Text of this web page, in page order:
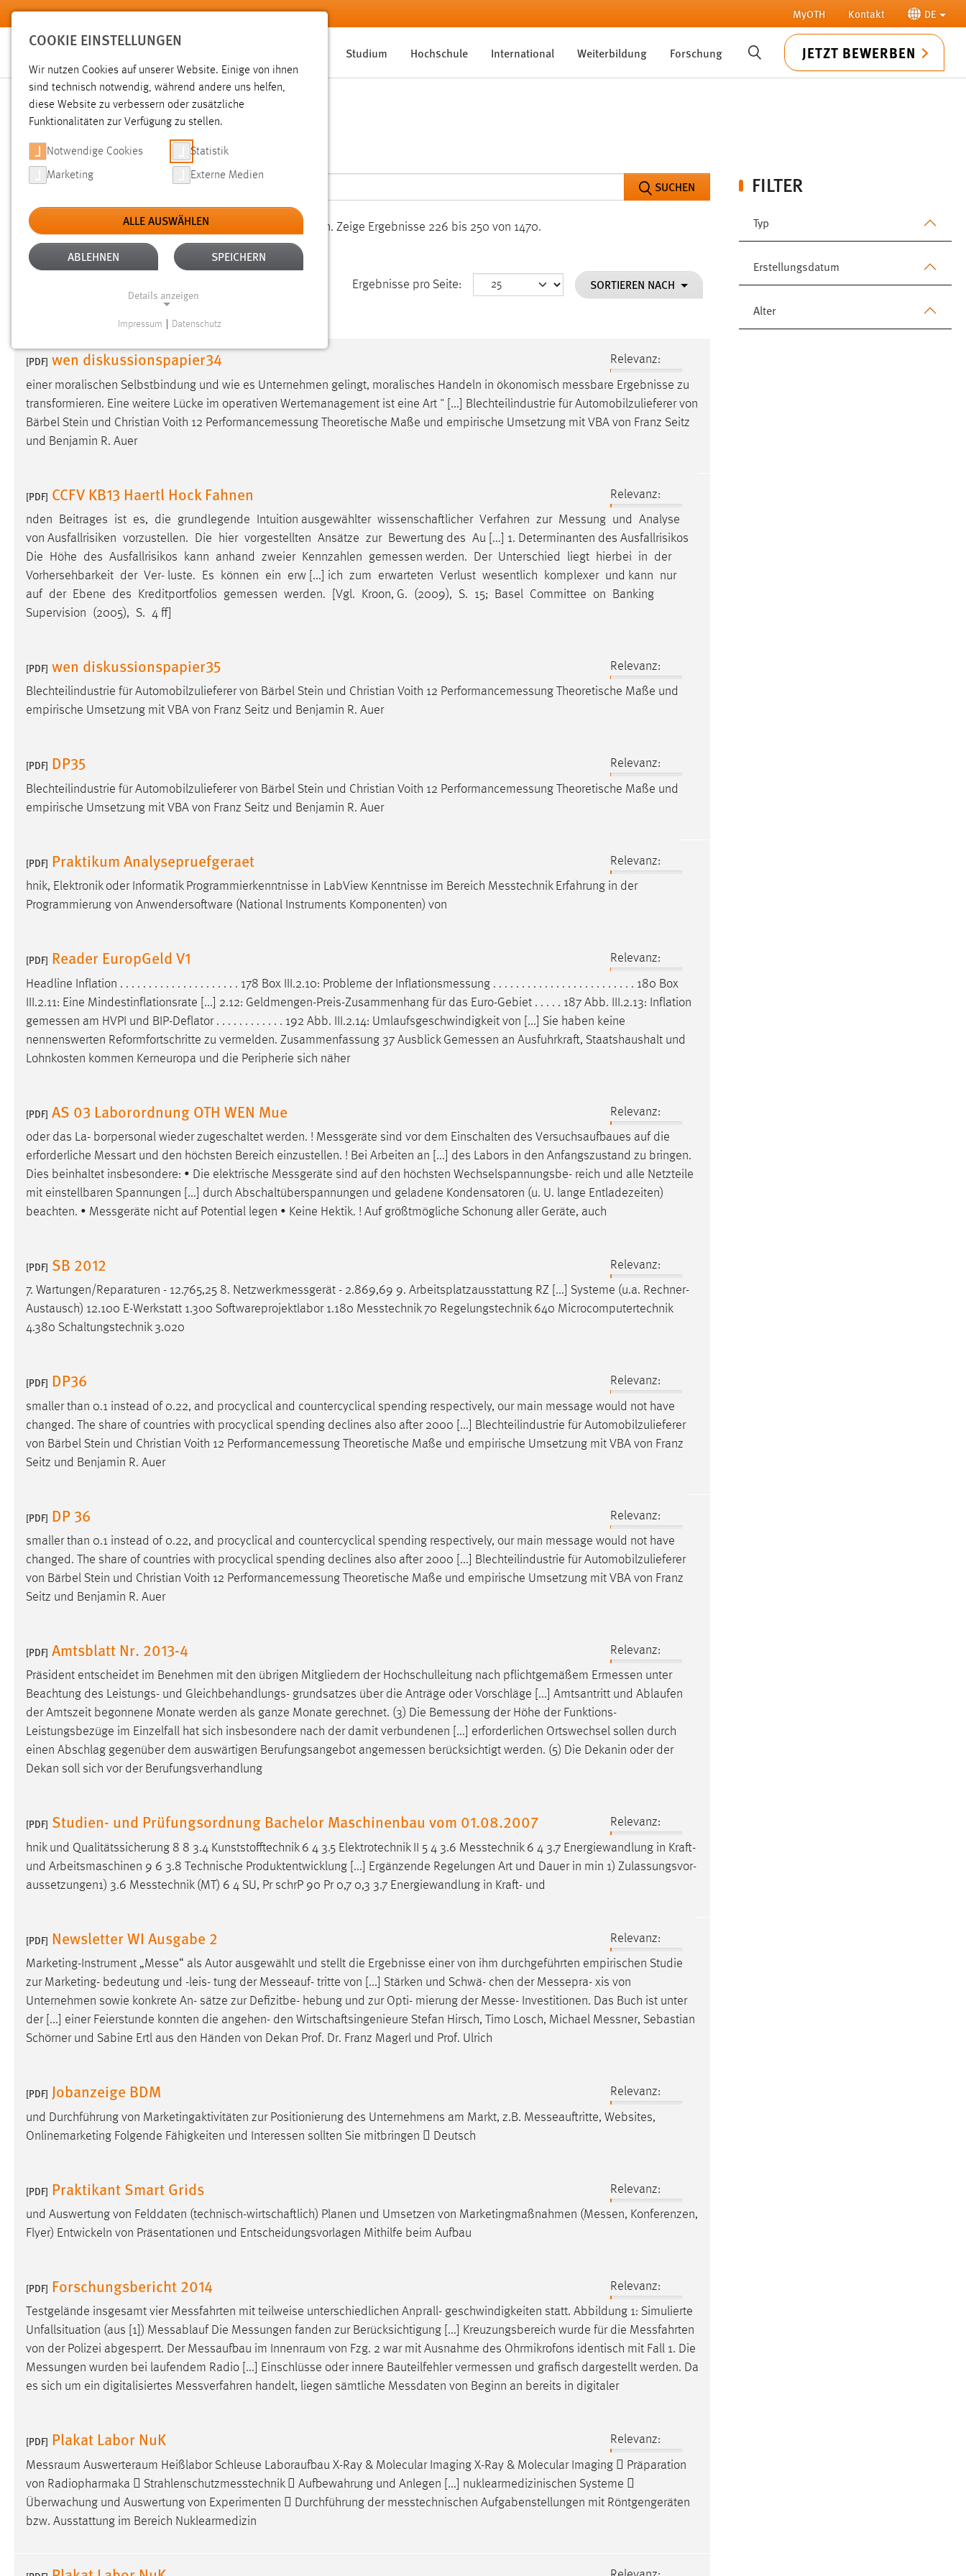
Zum Hauptinhalt springen MyOTH Kontakt DE
Studium Hochschule International Weiterbildung Forschung SUCHE JETZT BEWERBEN
SUCHE
FILTER
Typ
Erstellungsdatum
Alter
SUCHEN
Gesucht nach "Messe".Es wurden 1470 Ergebnisse gefunden. Zeige Ergebnisse 226 bis 250 von 1470.
Ergebnisse pro Seite: SORTIEREN NACH
[PDF] wen diskussionspapier34
Relevanz:
einer moralischen Selbstbindung und wie es Unternehmen gelingt, moralisches Handeln in ökonomisch messbare Ergebnisse zu
transformieren. Eine weitere Lücke im operativen Wertemanagement ist eine Art " [...] Blechteilindustrie für Automobilzulieferer von
Bärbel Stein und Christian Voith 12 Performancemessung Theoretische Maße und empirische Umsetzung mit VBA von Franz Seitz
und Benjamin R. Auer
[PDF] CCFV KB13 Haertl Hock Fahnen
Relevanz:
nden Beitrages ist es, die grundlegende Intuition ausgewählter wissenschaftlicher Verfahren zur Messung und Analyse
von Ausfallrisiken vorzustellen. Die hier vorgestellten Ansätze zur Bewertung des Au [...] 1. Determinanten des Ausfallrisikos
Die Höhe des Ausfallrisikos kann anhand zweier Kennzahlen gemessen werden. Der Unterschied liegt hierbei in der
Vorhersehbarkeit der Ver- luste. Es können ein erw [...] ich zum erwarteten Verlust wesentlich komplexer und kann nur
auf der Ebene des Kreditportfolios gemessen werden. [Vgl. Kroon, G. (2009), S. 15; Basel Committee on Banking
Supervision (2005), S. 4 ff]
[PDF] wen diskussionspapier35
Relevanz:
Blechteilindustrie für Automobilzulieferer von Bärbel Stein und Christian Voith 12 Performancemessung Theoretische Maße und
empirische Umsetzung mit VBA von Franz Seitz und Benjamin R. Auer
[PDF] DP35
Relevanz:
Blechteilindustrie für Automobilzulieferer von Bärbel Stein und Christian Voith 12 Performancemessung Theoretische Maße und
empirische Umsetzung mit VBA von Franz Seitz und Benjamin R. Auer
[PDF] Praktikum Analysepruefgeraet
Relevanz:
hnik, Elektronik oder Informatik Programmierkenntnisse in LabView Kenntnisse im Bereich MesstechnikErfahrung in der
Programmierung von Anwendersoftware (National Instruments Komponenten) von
[PDF] Reader EuropGeld V1
Relevanz:
Headline Inflation . . . . . . . . . . . . . . . . . . . . . 178 Box III.2.10: Probleme der Inflationsmessung . . . . . . . . . . . . . . . . . . . . . . . . . 180 Box
III.2.11: Eine Mindestinflationsrate [...] 2.12: Geldmengen-Preis-Zusammenhang für das Euro-Gebiet . . . . . 187 Abb. III.2.13: Inflation
gemessen am HVPI und BIP-Deflator . . . . . . . . . . . . 192 Abb. III.2.14: Umlaufsgeschwindigkeit von [...] Sie haben keine
nennenswerten Reformfortschritte zu vermelden. Zusammenfassung 37 Ausblick Gemessen an Ausfuhrkraft, Staatshaushalt und
Lohnkosten kommen Kerneuropa und die Peripherie sich näher
[PDF] AS 03 Laborordnung OTH WEN Mue
Relevanz:
oder das La- borpersonal wieder zugeschaltet werden. ! Messgeräte sind vor dem Einschalten des Versuchsaufbaues auf die
erforderliche Messart und den höchsten Bereich einzustellen. ! Bei Arbeiten an [...] des Labors in den Anfangszustand zu bringen.
Dies beinhaltet insbesondere: • Die elektrische Messgeräte sind auf den höchsten Wechselspannungsbe- reich und alle Netzteile
mit einstellbaren Spannungen [...] durch Abschaltüberspannungen und geladene Kondensatoren (u. U. lange Entladezeiten)
beachten. • Messgeräte nicht auf Potential legen • Keine Hektik. ! Auf größtmögliche Schonung aller Geräte, auch
[PDF] SB 2012
Relevanz:
7. Wartungen/Reparaturen - 12.765,25 8. Netzwerkmessgerät - 2.869,69 9. Arbeitsplatzausstattung RZ [...] Systeme (u.a. Rechner-
Austausch) 12.100 E-Werkstatt 1.300 Softwareprojektlabor 1.180 Messtechnik70 Regelungstechnik 640 Microcomputertechnik
4.380 Schaltungstechnik 3.020
[PDF] DP36
Relevanz:
smaller than 0.1 instead of 0.22, and procyclical and countercyclical spending respectively, our main message would not have
changed. The share of countries with procyclical spending declines also after 2000 [...] Blechteilindustrie für Automobilzulieferer
von Bärbel Stein und Christian Voith 12 Performancemessung Theoretische Maße und empirische Umsetzung mit VBA von Franz
Seitz und Benjamin R. Auer
[PDF] DP 36
Relevanz:
smaller than 0.1 instead of 0.22, and procyclical and countercyclical spending respectively, our main message would not have
changed. The share of countries with procyclical spending declines also after 2000 [...] Blechteilindustrie für Automobilzulieferer
von Bärbel Stein und Christian Voith 12 Performancemessung Theoretische Maße und empirische Umsetzung mit VBA von Franz
Seitz und Benjamin R. Auer
[PDF] Amtsblatt Nr. 2013-4
Relevanz:
Präsident entscheidet im Benehmen mit den übrigen Mitgliedern der Hochschulleitung nach pflichtgemäßem Ermessen unter
Beachtung des Leistungs- und Gleichbehandlungs- grundsatzes über die Anträge oder Vorschläge [...] Amtsantritt und Ablaufen
der Amtszeit begonnene Monate werden als ganze Monate gerechnet. (3) Die Bemessung der Höhe der Funktions-
Leistungsbezüge im Einzelfall hat sich insbesondere nach der damit verbundenen [...] erforderlichen Ortswechsel sollen durch
einen Abschlag gegenüber dem auswärtigen Berufungsangebot angemessen berücksichtigt werden. (5) Die Dekanin oder der
Dekan soll sich vor der Berufungsverhandlung
[PDF] Studien- und Prüfungsordnung Bachelor Maschinenbau vom 01.08.2007
Relevanz:
hnik und Qualitätssicherung 8 8 3.4 Kunststofftechnik 6 4 3.5 Elektrotechnik II 5 4 3.6 Messtechnik6 4 3.7 Energiewandlung in Kraft-
und Arbeitsmaschinen 9 6 3.8 Technische Produktentwicklung [...] Ergänzende Regelungen Art und Dauer in min 1) Zulassungsvor-
aussetzungen1) 3.6 Messtechnik(MT) 6 4 SU, Pr schrP 90 Pr 0,7 0,3 3.7 Energiewandlung in Kraft- und
[PDF] Newsletter WI Ausgabe 2
Relevanz:
Marketing-Instrument „Messe“ als Autor ausgewählt und stellt die Ergebnisse einer von ihm durchgeführten empirischen Studie
zur Marketing- bedeutung und -leis- tung der Messeauf- tritte von [...] Stärken und Schwä- chen der Messepra- xis von
Unternehmen sowie konkrete An- sätze zur Defizitbe- hebung und zur Opti- mierung der Messe- Investitionen. Das Buch ist unter
der [...] einer Feierstunde konnten die angehen- den Wirtschaftsingenieure Stefan Hirsch, Timo Losch, Michael Messner, Sebastian
Schörner und Sabine Ertl aus den Händen von Dekan Prof. Dr. Franz Magerl und Prof. Ulrich
[PDF] Jobanzeige BDM
Relevanz:
und Durchführung von Marketingaktivitäten zur Positionierung des Unternehmens am Markt, z.B. Messeauftritte, Websites,
Onlinemarketing Folgende Fähigkeiten und Interessen sollten Sie mitbringen  Deutsch
[PDF] Praktikant Smart Grids
Relevanz:
und Auswertung von Felddaten (technisch-wirtschaftlich) Planen und Umsetzen von Marketingmaßnahmen (Messen, Konferenzen,
Flyer) Entwickeln von Präsentationen und Entscheidungsvorlagen Mithilfe beim Aufbau
[PDF] Forschungsbericht 2014
Relevanz:
Testgelände insgesamt vier Messfahrten mit teilweise unterschiedlichen Anprall- geschwindigkeiten statt. Abbildung 1: Simulierte
Unfallsituation (aus [1]) Messablauf Die Messungen fanden zur Berücksichtigung [...] Kreuzungsbereich wurde für die Messfahrten
von der Polizei abgesperrt. Der Messaufbau im Innenraum von Fzg. 2 war mit Ausnahme des Ohrmikrofons identisch mit Fall 1. Die
Messungen wurden bei laufendem Radio [...] Einschlüsse oder innere Bauteilfehlervermessen und grafisch dargestellt werden. Da
es sich um ein digitalisiertes Messverfahren handelt, liegen sämtliche Messdaten von Beginn an bereits in digitaler
[PDF] Plakat Labor NuK
Relevanz:
Messraum Auswerteraum Heißlabor Schleuse Laboraufbau X-Ray & Molecular Imaging X-Ray & Molecular Imaging  Präparation
von Radiopharmaka  Strahlenschutzmesstechnik Aufbewahrung und Anlegen [...] nuklearmedizinischen Systeme 
Überwachung und Auswertung von Experimenten  Durchführung der messtechnischen Aufgabenstellungen mit Röntgengeräten
bzw. Ausstattung im Bereich Nuklearmedizin
COOKIE EINSTELLUNGEN
Wir nutzen Cookies auf unserer Website. Einige von ihnen
sind technisch notwendig, während andere uns helfen,
diese Website zu verbessern oder zusätzliche
Funktionalitäten zur Verfügung zu stellen.
Notwendige Cookies Statistik
Marketing Externe Medien
ALLE AUSWÄHLEN
ABLEHNEN SPEICHERN
Details anzeigen
Notwendige Cookies ermöglichen grundlegende
Einverständnis
ausgewählten Einverständnis-Optionen
des Benutzers
Cookie Laufzeit: 1 Jahr
Performance
Name: staticfilecache
eingeloggt ist.
Sprachpräferenz
Zweck:
Sprache der Website.
Cookie Laufzeit: 30 Tage
Chat
Name:
MibewSessionID, MIBEW_UserID,
mibew_locale, mibew-chat-frame-style-
nutzen zu können.
Cookie Laufzeit:
MibewSessionID, mibew-chat-frame-
style-5e9dbeb1811c0446 =
Jahre, MIBEW_UserID = 1 Jahr
der Website einloggen zu können.
Cookie Laufzeit: 24 Stunden
Diese Informationen helfen uns zu verstehen, wie
unsere Besucher unsere Website nutzen.
Matomo
Zweck:
Cookie Laufzeit: Max. 13 Monate
MARKETING
Sie tun dies, indem sie Besucher über Websites
hinweg verfolgen.
Google Ads
Name: _gcl_au
Zweck: Conversion-Tracking
Cookie Laufzeit: 3 Monate
Facebook Pixel
Name: _fbp
Cookie Laufzeit:
EXTERNE MEDIEN
externen Medien Cookies gesetzt.
YouTube
Vimeo
Impressum Datenschutz